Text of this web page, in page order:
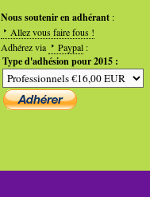
Nous soutenir en adhérant :
Allez vous faire fous !
Adhérez via
Paypal :
Type d'adhésion pour 2015 :